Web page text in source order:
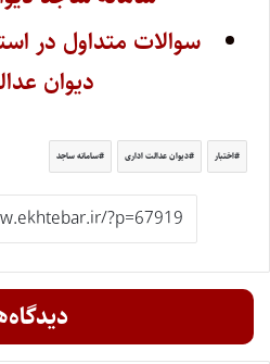
سوالات متداول در
دیوان
اختبار دیوان عدالت اداری سامانه ساجد